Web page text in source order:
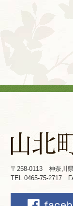
〒258-0113 神奈川
TEL.0465-75-2717